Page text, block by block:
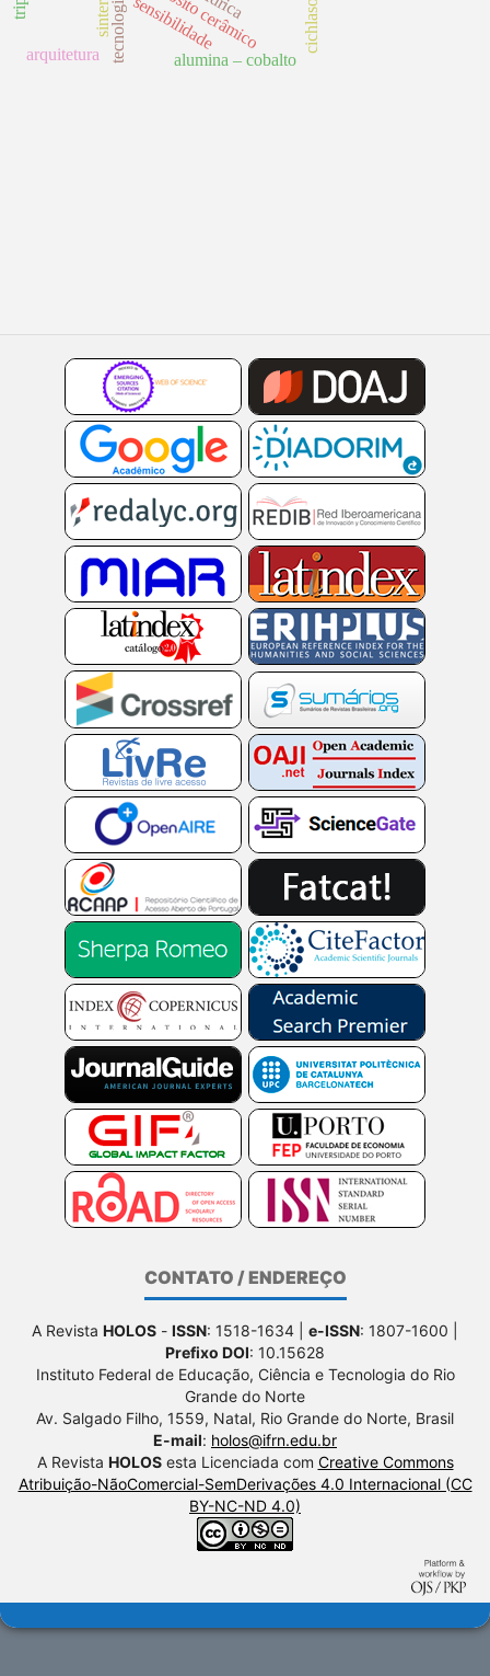
alumina – cobalto
sensibilidade
arquitetura
CONTATO / ENDEREÇO
A Revista HOLOS - ISSN: 1518-1634 | e-ISSN: 1807-1600 |
Prefixo DOI: 10.15628
Instituto Federal de Educação, Ciência e Tecnologia do Rio
Grande do Norte
Av. Salgado Filho, 1559, Natal, Rio Grande do Norte, Brasil
E-mail: holos@ifrn.edu.br
A Revista HOLOSesta Licenciada com Creative Commons
Atribuição-NãoComercial-SemDerivações 4.0 Internacional (CC
BY-NC-ND 4.0)